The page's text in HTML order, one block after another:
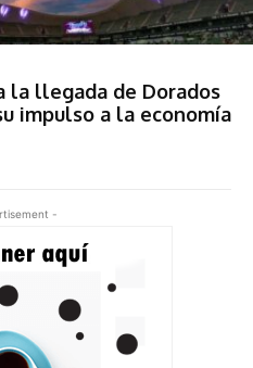
la llegada de Dorados
impulso a la economía
-